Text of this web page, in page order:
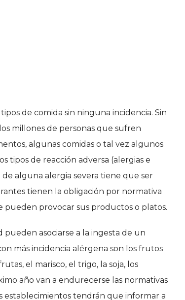
de comida sin ninguna incidencia. Sin
millones de personas que sufren
algunas comidas o tal vez algunos
tipos de reacción adversa (alergias e
alguna alergia severa tiene que ser
tienen la obligación por normativa
pueden provocar sus productos o platos.
pueden asociarse a la ingesta de un
más incidencia alérgena son los frutos
el marisco, el trigo, la soja, los
año van a endurecerse las normativas
establecimientos tendrán que informar a